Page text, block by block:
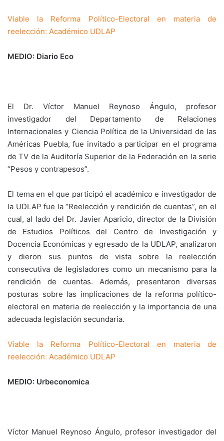
Viable la Reforma Político-Electoral en materia de
reelección: Académico UDLAP
MEDIO: Diario Eco
El Dr. Víctor Manuel Reynoso Ángulo, profesor
investigador del Departamento de Relaciones
Internacionales y Ciencia Política de la Universidad de las
Américas Puebla, fue invitado a participar en el programa
de TV de la Auditoría Superior de la Federación en la serie
“Pesos y contrapesos”.
El tema en el que participó el académico e investigador de
la UDLAP fue la “Reelección y rendición de cuentas”, en el
cual, al lado del Dr. Javier Aparicio, director de la División
de Estudios Políticos del Centro de Investigación y
Docencia Económicas y egresado de la UDLAP, analizaron
y dieron sus puntos de vista sobre la reelección
consecutiva de legisladores como un mecanismo para la
rendición de cuentas. Además, presentaron diversas
posturas sobre las implicaciones de la reforma político-
electoral en materia de reelección y la importancia de una
adecuada legislación secundaria.
Viable la Reforma Político-Electoral en materia de
reelección: Académico UDLAP
MEDIO: Urbeconomica
Víctor Manuel Reynoso Ángulo, profesor investigador del